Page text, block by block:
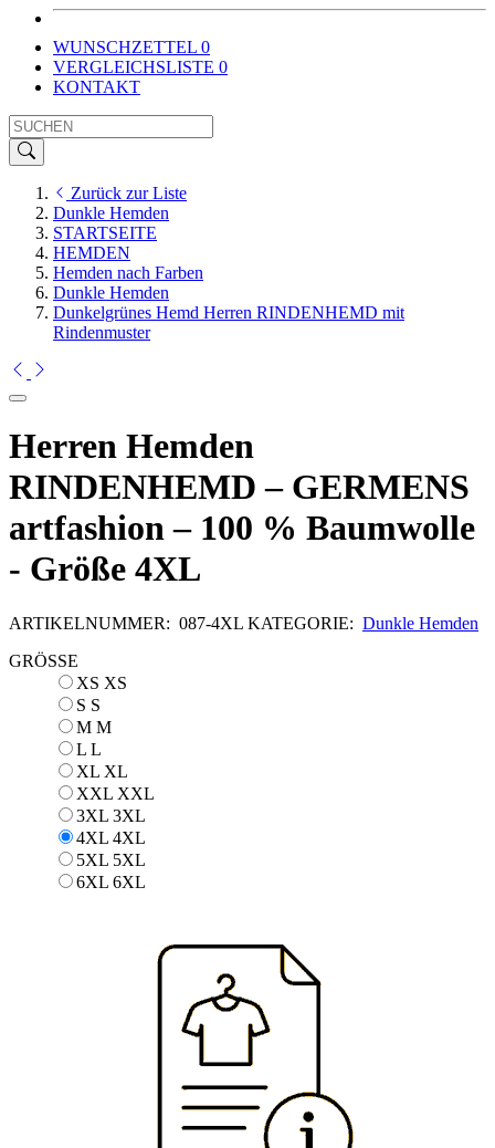
WUNSCHZETTEL 0
VERGLEICHSLISTE 0
KONTAKT
Zurück zur Liste
Dunkle Hemden
STARTSEITE
HEMDEN
Hemden nach Farben
Dunkle Hemden
Dunkelgrünes Hemd Herren RINDENHEMD mit
Rindenmuster
Herren Hemden
RINDENHEMD – GERMENS
artfashion – 100 % Baumwolle
- Größe 4XL
ARTIKELNUMMER: 087-4XL KATEGORIE: Dunkle Hemden
GRÖSSE
XS XS
S S
M M
L L
XL XL
XXL XXL
3XL 3XL
4XL 4XL
5XL 5XL
6XL 6XL